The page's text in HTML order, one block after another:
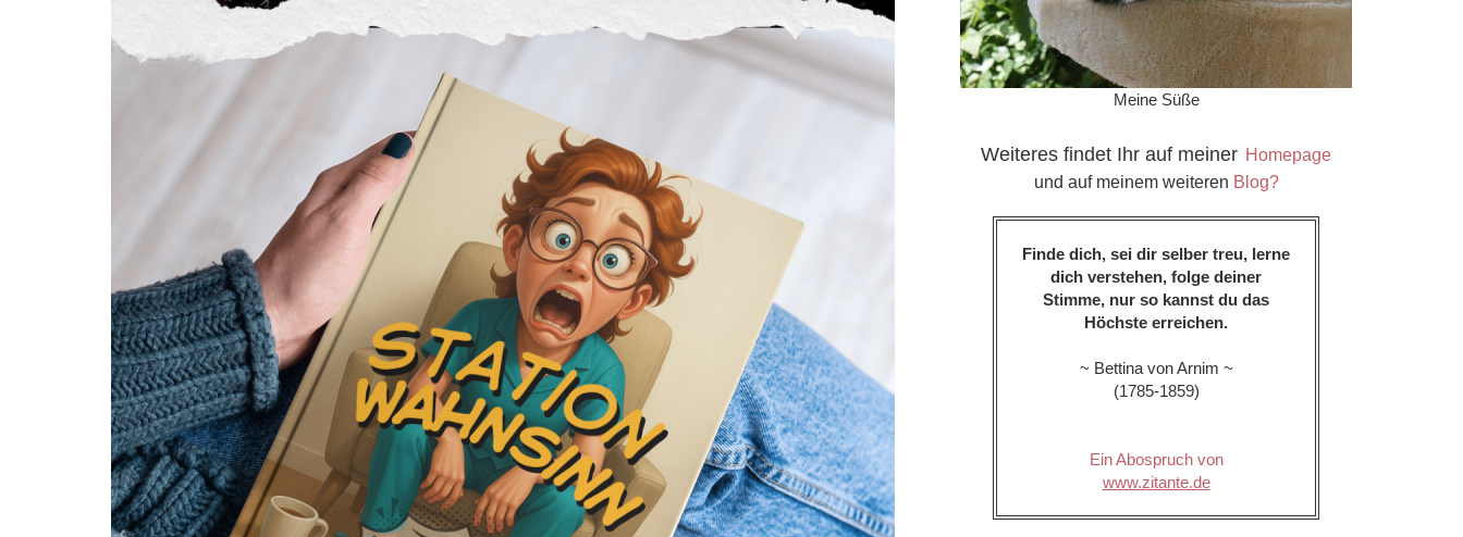
Meine Süße
Weiteres findet Ihr auf meiner Homepage
und auf meinem weiteren Blog?
Finde dich, sei dir selber treu, lerne
dich verstehen, folge deiner
Stimme, nur so kannst du das
Höchste erreichen.
~ Bettina von Arnim ~
(1785-1859)
Ein Abospruch von
www.zitante.de